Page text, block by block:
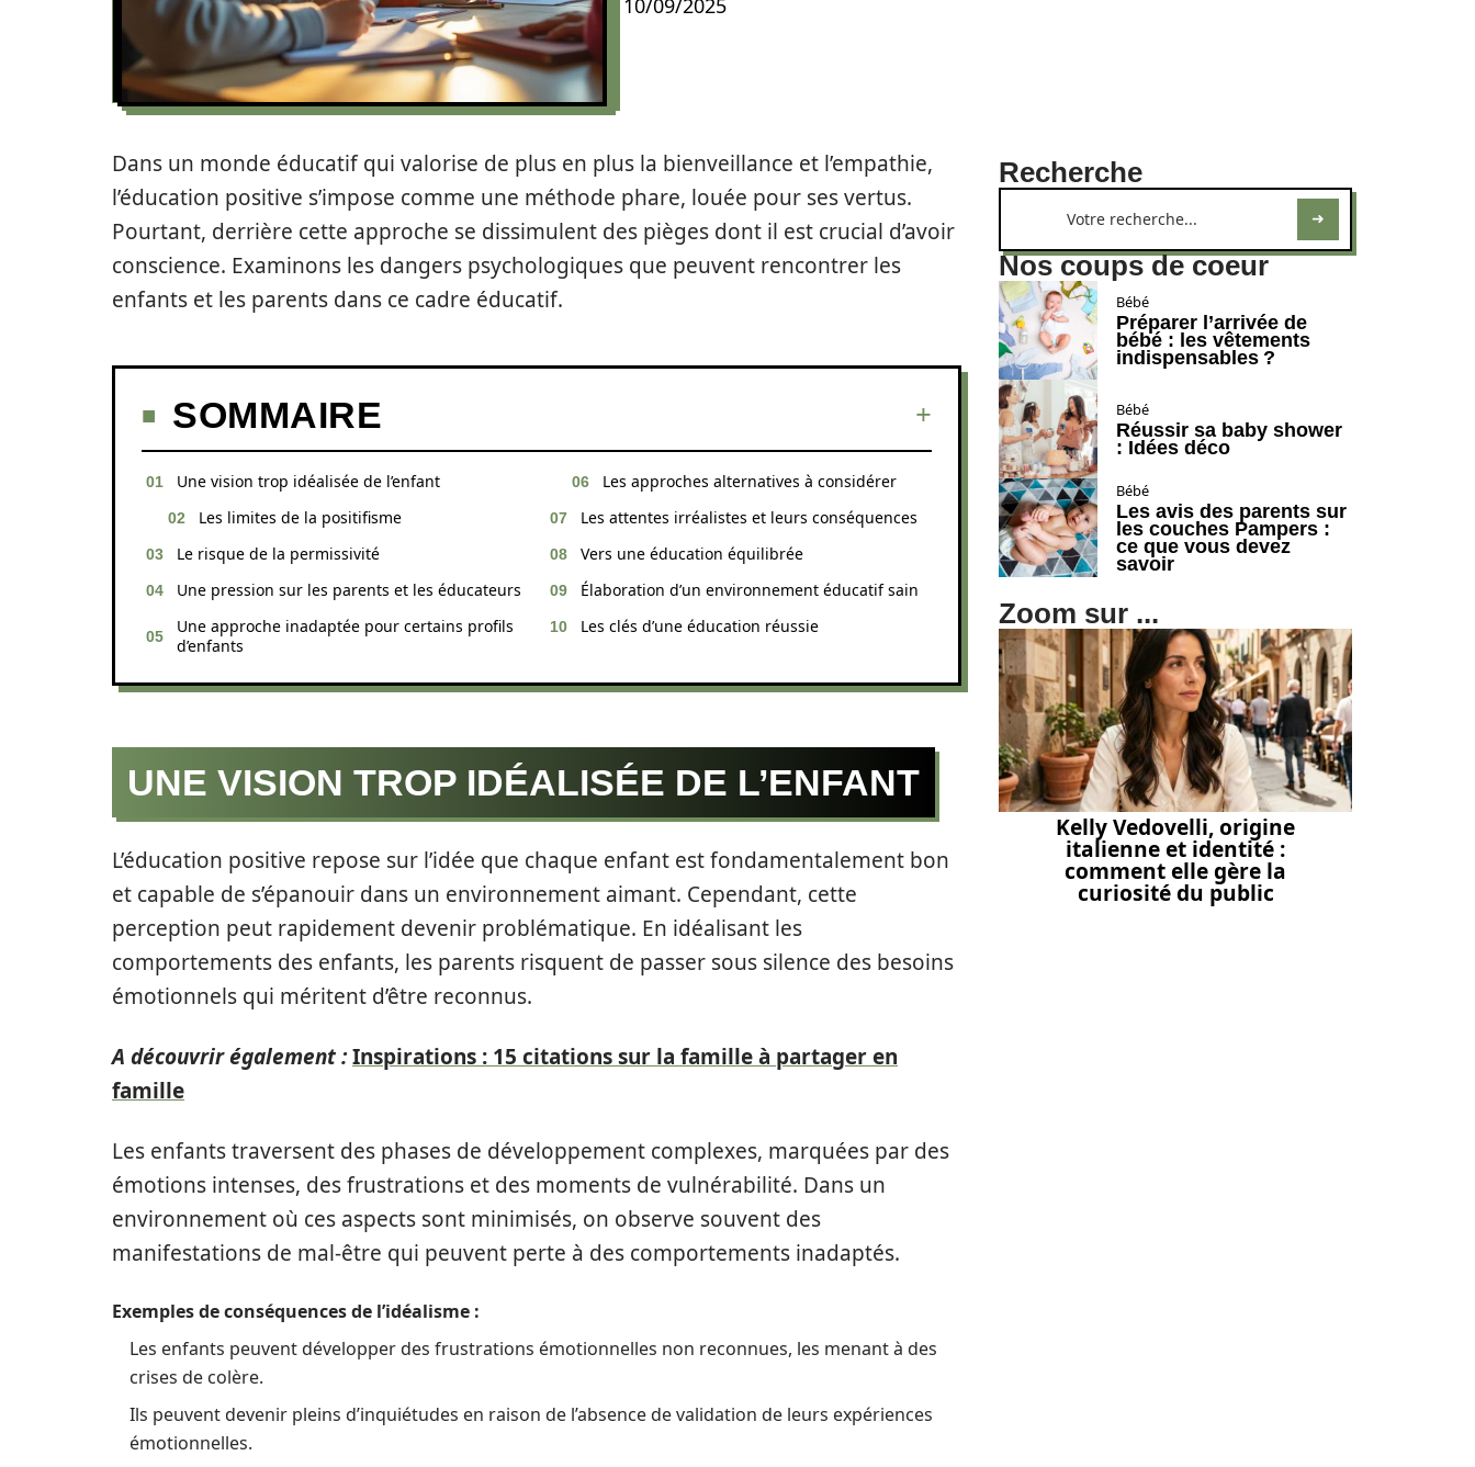
10/09/2025
Dans un monde éducatif qui valorise de plus en plus la bienveillance et l’empathie,
l’éducation positive s’impose comme une méthode phare, louée pour ses vertus.
Pourtant, derrière cette approche se dissimulent des pièges dont il est crucial d’avoir
conscience. Examinons les dangers psychologiques que peuvent rencontrer les
enfants et les parents dans ce cadre éducatif.
SOMMAIRE
Une vision trop idéalisée de l’enfant
Les limites de la positifisme
Le risque de la permissivité
Une pression sur les parents et les éducateurs
Une approche inadaptée pour certains profils
d’enfants
Les approches alternatives à considérer
Les attentes irréalistes et leurs conséquences
Vers une éducation équilibrée
Élaboration d’un environnement éducatif sain
Les clés d’une éducation réussie
UNE VISION TROP IDÉALISÉE DE L’ENFANT
L’éducation positive repose sur l’idée que chaque enfant est fondamentalement bon
et capable de s’épanouir dans un environnement aimant. Cependant, cette
perception peut rapidement devenir problématique. En idéalisant les
comportements des enfants, les parents risquent de passer sous silence des besoins
émotionnels qui méritent d’être reconnus.
A découvrir également :Inspirations : 15 citations sur la famille à partager en
famille
Les enfants traversent des phases de développement complexes, marquées par des
émotions intenses, des frustrations et des moments de vulnérabilité. Dans un
environnement où ces aspects sont minimisés, on observe souvent des
manifestations de mal-être qui peuvent perte à des comportements inadaptés.
Exemples de conséquences de l’idéalisme :
Les enfants peuvent développer des frustrations émotionnelles non reconnues, les menant à des
crises de colère.
Ils peuvent devenir pleins d’inquiétudes en raison de l’absence de validation de leurs expériences
émotionnelles.
Recherche
Nos coups de coeur
Bébé
Préparer l’arrivée de
bébé : les vêtements
indispensables ?
Bébé
Réussir sa baby shower
: Idées déco
Bébé
Les avis des parents sur
les couches Pampers :
ce que vous devez
savoir
Zoom sur ...
Kelly Vedovelli, origine
italienne et identité :
comment elle gère la
curiosité du public